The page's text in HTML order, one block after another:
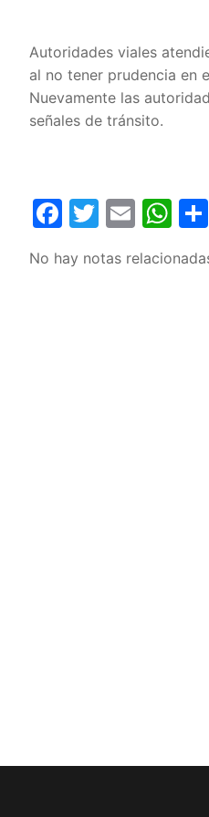
Autoridades viales
al no tener prudencia en
Nuevamente las
señales de tránsito.
Facebook
Twitter
Email
No hay notas